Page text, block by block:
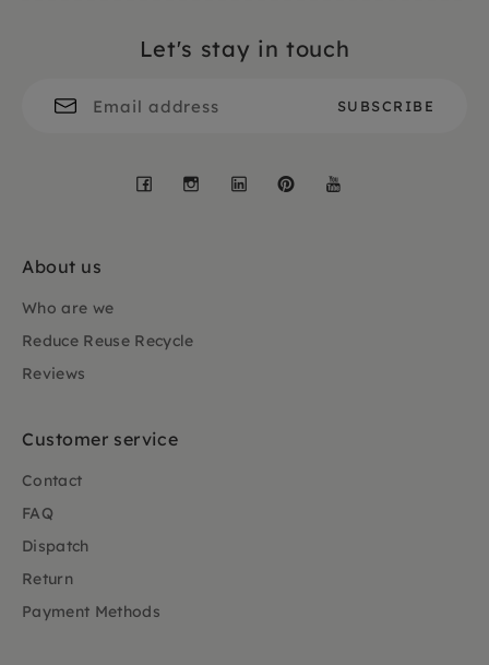
Let's stay in touch
Facebook
Instagram
LinkedInPinterest
About us
Who are we
Reduce Reuse Recycle
Reviews
Customer service
Contact
FAQ
Dispatch
Return
Payment Methods